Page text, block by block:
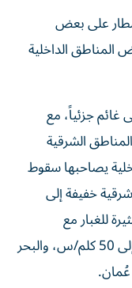
على بعض
المناطق الداخلية
غائم جزئياً، مع
الشرقية
يصاحبها سقوط
خفيفة إلى
للغبار مع
السحب، وسرعتها من 10 إلى 25 تصل إلى 50 كلم/س، والبحر